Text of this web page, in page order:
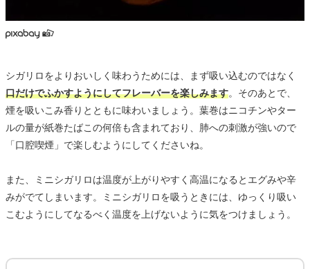
シガリロをよりおいしく味わうためには、まず吸い込むのではなく
口だけでふかすようにしてフレーバーを楽しみます。そのあとで、
煙を吸いこみ香りとともに味わいましょう。葉巻はニコチンやター
ルの量が紙巻たばこの何倍も含まれており、肺への刺激が強いので
「口腔喫煙」で楽しむようにしてくださいね。
また、ミニシガリロは温度が上がりやすく高温になるとエグみや辛
みがでてしまいます。ミニシガリロを吸うときには、ゆっくり吸い
こむようにしてなるべく温度を上げないように気をつけましょう。